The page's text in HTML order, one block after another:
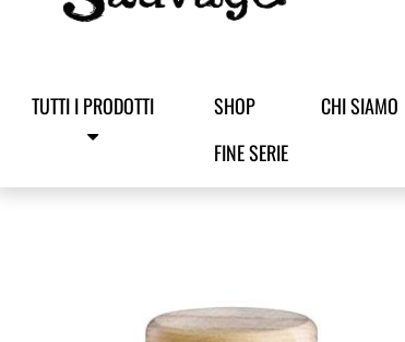
TUTTI I PRODOTTI SHOP CHI SIAMO
FINE SERIE